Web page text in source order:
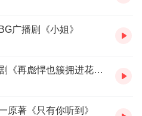
广播剧《小姐》
【广播剧】慕罹原著全一期剧《再彪悍也簇拥进花海》
原著《只有你听到》